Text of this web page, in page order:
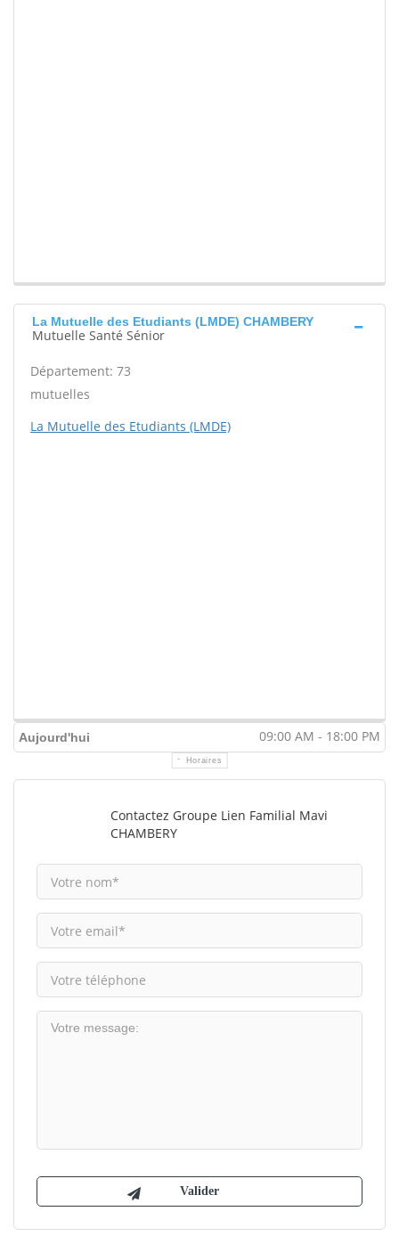
La Mutuelle des Etudiants (LMDE) CHAMBERY
Mutuelle Santé Sénior
Département: 73
mutuelles
La Mutuelle des Etudiants (LMDE)
Aujourd'hui 09:00 AM - 18:00 PM
Horaires
Contactez Groupe Lien Familial Mavi
CHAMBERY